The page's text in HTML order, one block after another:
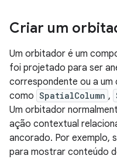
Criar um
Um orbitador é um
foi projetado para ser
correspondente ou a um
como SpatialColumn ,
Um orbitador
ação contextual
ancorado. Por exemplo,
para mostrar conteúdo